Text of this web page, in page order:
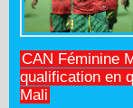
CAN Féminine
qualification en
Mali